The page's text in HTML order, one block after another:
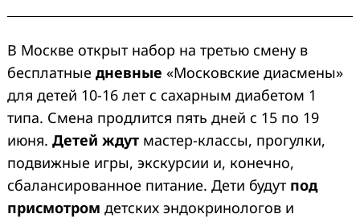
В Москве открыт набор на третью смену в
бесплатные дневные «Московские диасмены»
для детей 10-16 лет с сахарным диабетом 1
типа. Смена продлится пять дней с 15 по 19
июня. Детей ждут мастер-классы, прогулки,
подвижные игры, экскурсии и, конечно,
сбалансированное питание. Дети будут под
присмотром детских эндокринологов и